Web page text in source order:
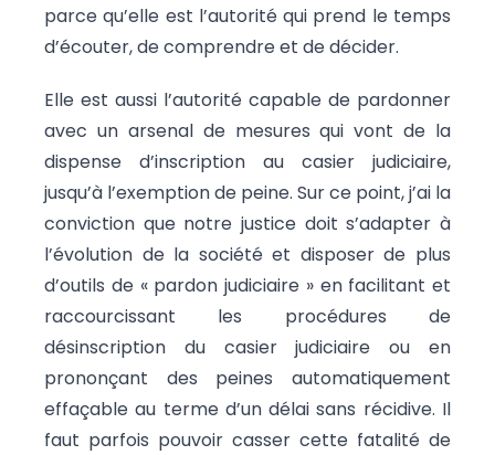
parce qu’elle est l’autorité qui prend le temps
d’écouter, de comprendre et de décider.
Elle est aussi l’autorité capable de pardonner
avec un arsenal de mesures qui vont de la
dispense d’inscription au casier judiciaire,
jusqu’à l’exemption de peine. Sur ce point, j’ai la
conviction que notre justice doit s’adapter à
l’évolution de la société et disposer de plus
d’outils de « pardon judiciaire » en facilitant et
raccourcissant les procédures de
désinscription du casier judiciaire ou en
prononçant des peines automatiquement
effaçable au terme d’un délai sans récidive. Il
faut parfois pouvoir casser cette fatalité de